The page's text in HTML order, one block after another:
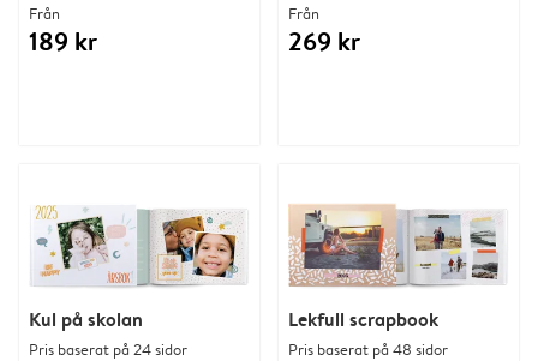
Från
269 kr
Kul på skolan
Pris baserat på 24 sidor
Från
189 kr
Lekfull scrapbook
Pris baserat på 48 sidor